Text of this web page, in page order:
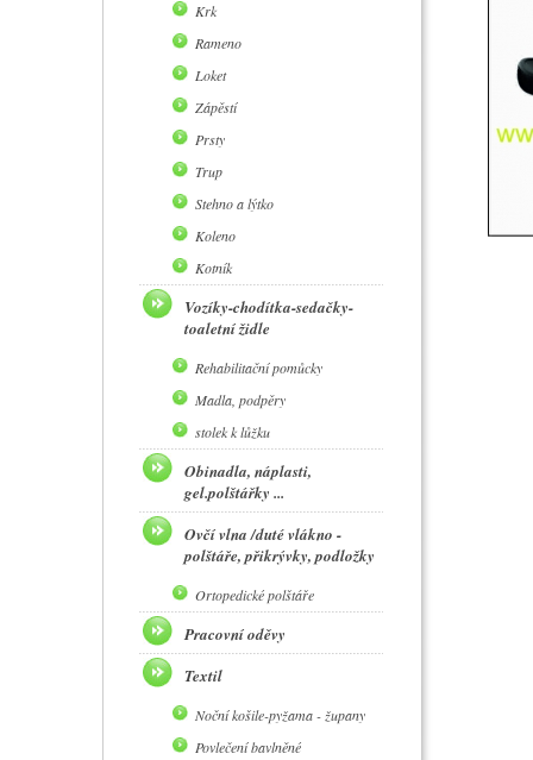
Krk
Rameno
Loket
Zápěstí
Prsty
Trup
Stehno a lýtko
Koleno
Kotník
Vozíky-chodítka-sedačky-
toaletní židle
Rehabilitační pomůcky
Madla, podpěry
stolek k lůžku
Obinadla, náplasti,
gel.polštářky ...
Ovčí vlna /duté vlákno -
polštáře, přikrývky, podložky
Ortopedické polštáře
Pracovní oděvy
Textil
Noční košile-pyžama - župany
Povlečení bavlněné